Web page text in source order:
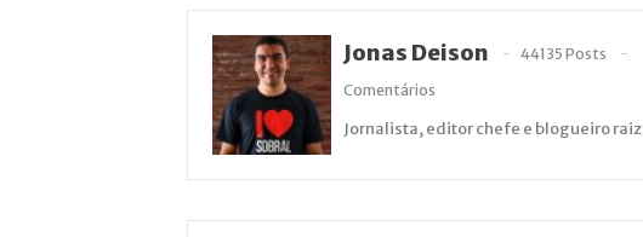
Jonas Deison
44135 Posts
Comentários
Jornalista, editor chefe e blogueiro raiz